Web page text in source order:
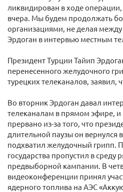
ликвидирован в ходе
вчера. Мы будем продолжать
организациями, не делая
Эрдоган в интервью местным
Президент Турции Тайип
перенесенного желудочного
турецких телеканалов, заявил,
Во вторник Эрдоган давал
телеканалам в прямом эфире,
прервано из-за того, что
длительной паузы он вернулся
подхватил желудочный грипп.
государства пропустил в среду
предвыборной кампании. В
видеоконференции принял
ядерного топлива на АЭС